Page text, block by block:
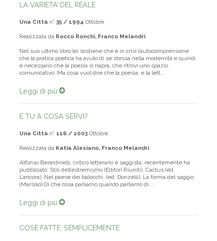
LA VARIETA’ DEL REALE
Una Città n° 35 / 1994 Ottobre
Realizzata da Rocco Ronchi, Franco Melandri
Nel suo ultimo libro lei sostiene che è in crisi l’autocomprensione
che la pratica poetica ha avuto di se stessa nella modernità e quindi
è necessario che la poesia si riapra, che ritrovi uno spazio
comunicativo. Ma cosa vuol dire che la poesia, e la lett...
Leggi di più
E TU A COSA SERVI?
Una Città n° 116 / 2003 Ottobre
Realizzata da Katia Alesiano, Franco Melandri
Alfonso Berardinelli, critico letterario e saggista, recentemente ha
pubblicato: Stili dell’estremismo (Editori Riuniti), Cactus (ed
L’ancora), Nel paese dei balocchi, (ed. Donzelli), La forma del saggio
(Marsilio).Di che cosa parliamo quando parliamo di ...
Leggi di più
COSE FATTE, SEMPLICEMENTE